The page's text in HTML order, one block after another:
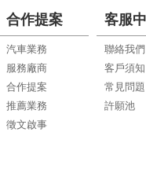
合作提案
汽車業務
服務廠商
合作提案
推薦業務
徵文啟事
客服
聯絡我們
客戶須知
常見問題
許願池